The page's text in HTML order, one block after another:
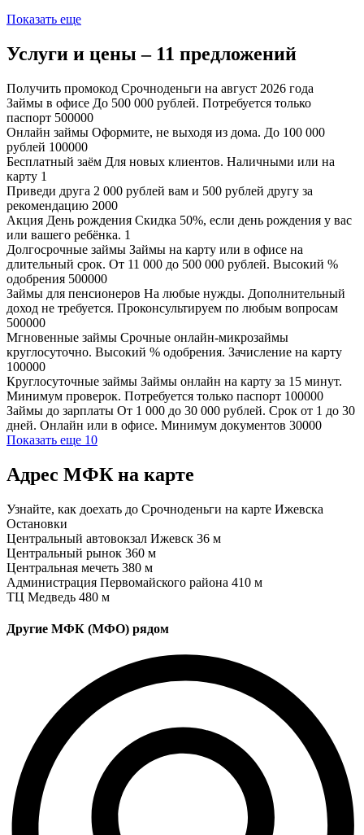
Показать еще
Услуги и цены – 11 предложений
Получить промокод Срочноденьги на август 2026 года
Займы в офисе До 500 000 рублей. Потребуется только
паспорт 500000
Онлайн займы Оформите, не выходя из дома. До 100 000
рублей 100000
Бесплатный заём Для новых клиентов. Наличными или на
карту 1
Приведи друга 2 000 рублей вам и 500 рублей другу за
рекомендацию 2000
Акция День рождения Скидка 50%, если день рождения у вас
или вашего ребёнка. 1
Долгосрочные займы Займы на карту или в офисе на
длительный срок. От 11 000 до 500 000 рублей. Высокий %
одобрения 500000
Займы для пенсионеров На любые нужды. Дополнительный
доход не требуется. Проконсультируем по любым вопросам
500000
Мгновенные займы Срочные онлайн-микрозаймы
круглосуточно. Высокий % одобрения. Зачисление на карту
100000
Круглосуточные займы Займы онлайн на карту за 15 минут.
Минимум проверок. Потребуется только паспорт 100000
Займы до зарплаты От 1 000 до 30 000 рублей. Срок от 1 до 30
дней. Онлайн или в офисе. Минимум документов 30000
Показать еще 10
Адрес МФК на карте
Узнайте, как доехать до Срочноденьги на карте Ижевска
Остановки
Центральный автовокзал Ижевск 36 м
Центральный рынок 360 м
Центральная мечеть 380 м
Администрация Первомайского района 410 м
ТЦ Медведь 480 м
Другие МФК (МФО) рядом